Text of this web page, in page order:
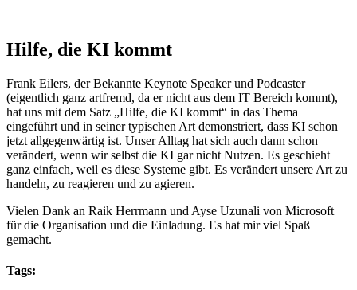
Hilfe, die KI kommt
Frank Eilers, der Bekannte Keynote Speaker und Podcaster
(eigentlich ganz artfremd, da er nicht aus dem IT Bereich kommt),
hat uns mit dem Satz „Hilfe, die KI kommt“ in das Thema
eingeführt und in seiner typischen Art demonstriert, dass KI schon
jetzt allgegenwärtig ist. Unser Alltag hat sich auch dann schon
verändert, wenn wir selbst die KI gar nicht Nutzen. Es geschieht
ganz einfach, weil es diese Systeme gibt. Es verändert unsere Art zu
handeln, zu reagieren und zu agieren.
Vielen Dank an Raik Herrmann und Ayse Uzunali von Microsoft
für die Organisation und die Einladung. Es hat mir viel Spaß
gemacht.
Tags: